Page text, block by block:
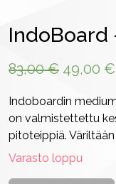
IndoBoard
83,00€
oli:
83,00 €.
49,00 €
Indoboardin
on valmistettettu
pitoteippiä.
Varasto loppu